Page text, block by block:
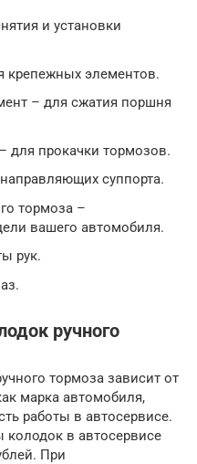
и установки
крепежных элементов.
– для сжатия поршня
для прокачки тормозов.
суппорта.
тормоза –
вашего автомобиля.
рук.
ручного
тормоза зависит от
марка автомобиля,
работы в автосервисе.
в автосервисе
При